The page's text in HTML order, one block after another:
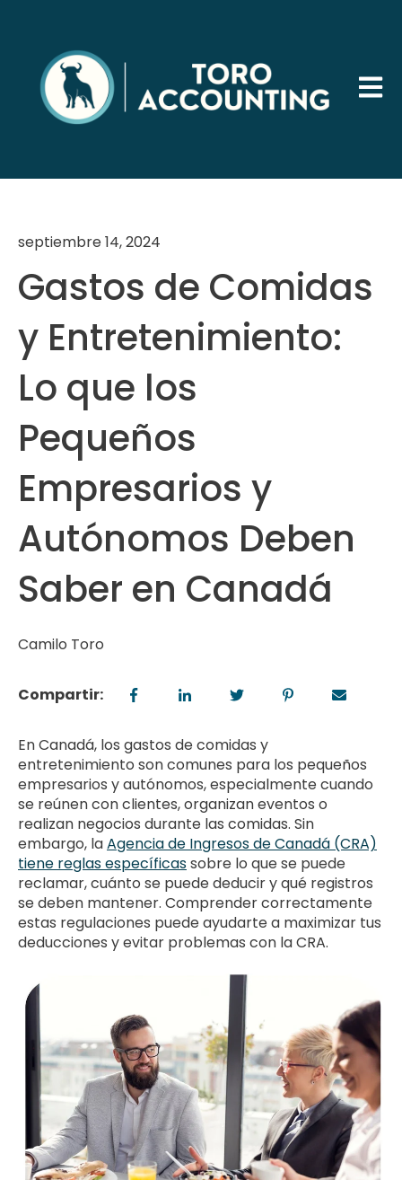
Abrir
septiembre 14, 2024
Gastos de Comidas
y Entretenimiento:
Lo que los
Pequeños
Empresarios y
Autónomos Deben
Saber en Canadá
Camilo Toro
Compartir:
En Canadá, los gastos de comidas y
entretenimiento son comunes para los pequeños
empresarios y autónomos, especialmente cuando
se reúnen con clientes, organizan eventos o
realizan negocios durante las comidas. Sin
embargo, laAgencia de Ingresos de Canadá (CRA)
tiene reglas específicassobre lo que se puede
reclamar, cuánto se puede deducir y qué registros
se deben mantener. Comprender correctamente
estas regulaciones puede ayudarte a maximizar tus
deducciones y evitar problemas con la CRA.